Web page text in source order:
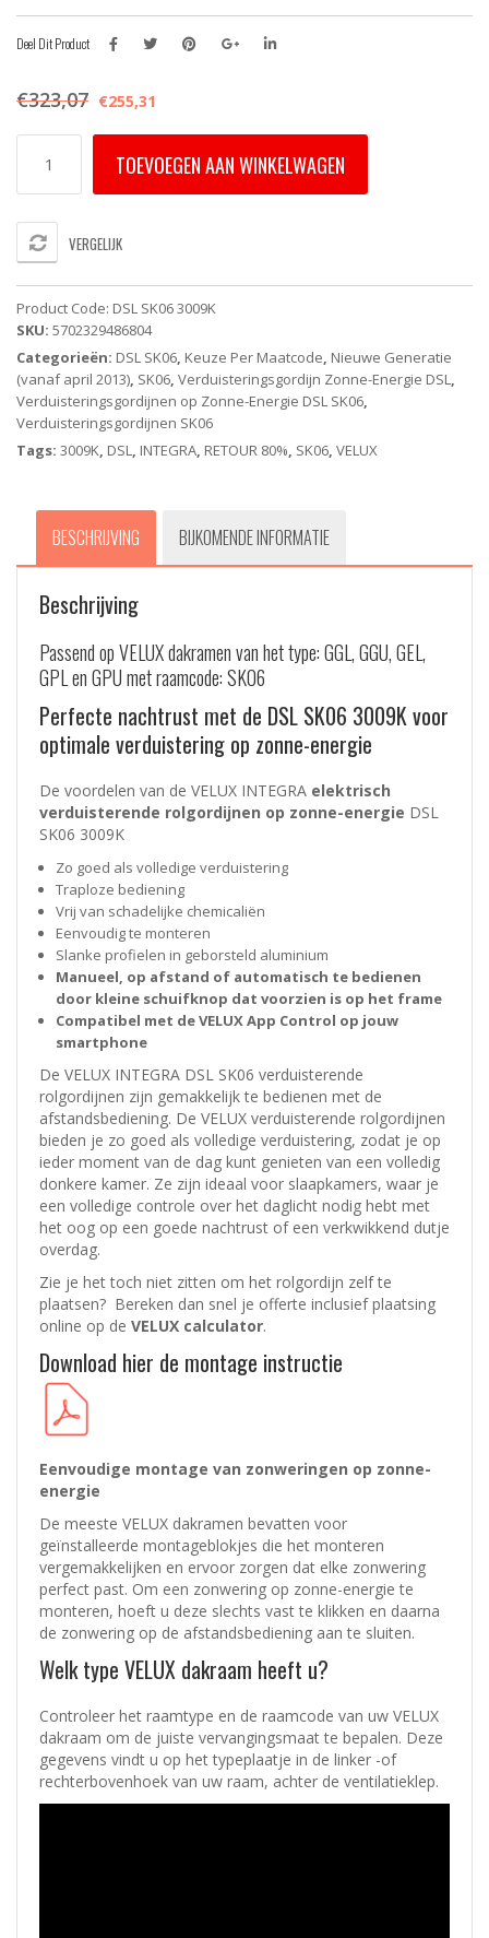
Deel Dit Product
€323,07 €255,31
SK06
INTEGRA
Elektrisch
-
Zwart
(Op
Zonne-
Energie)
aantal
TOEVOEGEN AAN WINKELWAGEN
VERGELIJK
Product Code: DSL SK06 3009K
SKU: 5702329486804
Categorieën: DSL SK06, Keuze Per Maatcode, Nieuwe Generatie
(vanaf april 2013), SK06, Verduisteringsgordijn Zonne-Energie DSL,
Verduisteringsgordijnen op Zonne-Energie DSL SK06,
Verduisteringsgordijnen SK06
Tags: 3009K, DSL, INTEGRA, RETOUR 80%, SK06, VELUX
BESCHRIJVING BIJKOMENDE INFORMATIE
Beschrijving
Passend op VELUX dakramen van het type: GGL, GGU, GEL,
GPL en GPU met raamcode: SK06
Perfecte nachtrust met de DSL SK06 3009K voor
optimale verduistering op zonne-energie
De voordelen van de VELUX INTEGRA elektrisch
verduisterende rolgordijnen op zonne-energie DSL
SK06 3009K
Zo goed als volledige verduistering
Traploze bediening
Vrij van schadelijke chemicaliën
Eenvoudig te monteren
Slanke profielen in geborsteld aluminium
Manueel, op afstand of automatisch te bedienen
door kleine schuifknop dat voorzien is op het frame
Compatibel met de VELUX App Control op jouw
smartphone
De VELUX INTEGRA DSL SK06 verduisterende
rolgordijnen zijn gemakkelijk te bedienen met de
afstandsbediening. De VELUX verduisterende rolgordijnen
bieden je zo goed als volledige verduistering, zodat je op
ieder moment van de dag kunt genieten van een volledig
donkere kamer. Ze zijn ideaal voor slaapkamers, waar je
een volledige controle over het daglicht nodig hebt met
het oog op een goede nachtrust of een verkwikkend dutje
overdag.
Zie je het toch niet zitten om het rolgordijn zelf te
plaatsen? Bereken dan snel je offerte inclusief plaatsing
online op de VELUX calculator.
Download hier de montage instructie
Eenvoudige montage van zonweringen op zonne-
energie
De meeste VELUX dakramen bevatten voor
geïnstalleerde montageblokjes die het monteren
vergemakkelijken en ervoor zorgen dat elke zonwering
perfect past. Om een zonwering op zonne-energie te
monteren, hoeft u deze slechts vast te klikken en daarna
de zonwering op de afstandsbediening aan te sluiten.
Welk type VELUX dakraam heeft u?
Controleer het raamtype en de raamcode van uw VELUX
dakraam om de juiste vervangingsmaat te bepalen. Deze
gegevens vindt u op het typeplaatje in de linker -of
rechterbovenhoek van uw raam, achter de ventilatieklep.